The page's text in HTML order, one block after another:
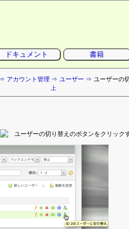
ドキュメント 書籍
アカウント管理 ユーザー ユーザーの
上
のボタンをクリック